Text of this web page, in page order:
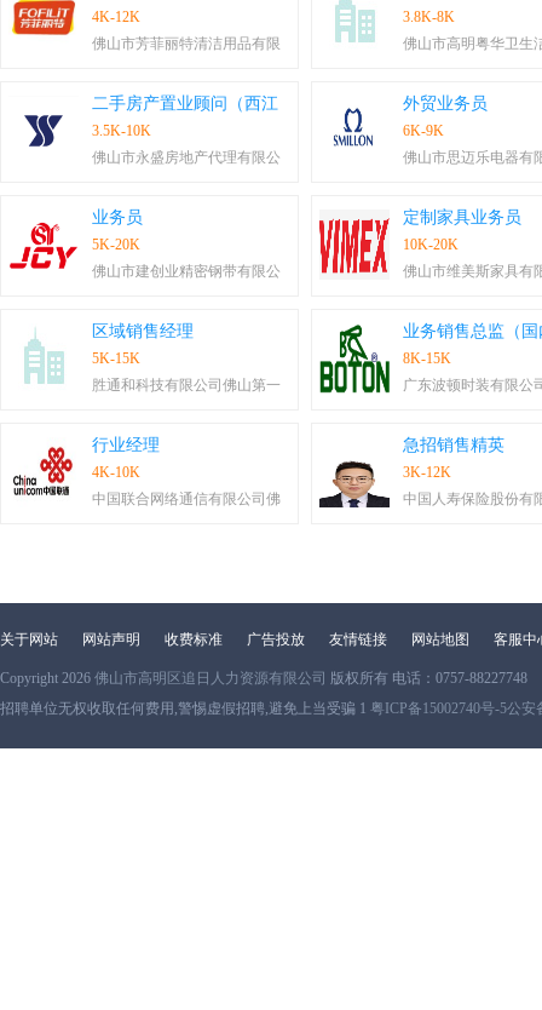
4K-12K
佛山市芳菲丽特清洁用品有限
3.8K-8K
佛山市高明粤华卫生
二手房产置业顾问（西江
3.5K-10K
佛山市永盛房地产代理有限公
外贸业务员
6K-9K
佛山市思迈乐电器有
业务员
5K-20K
佛山市建创业精密钢带有限公
定制家具业务员
10K-20K
佛山市维美斯家具有
区域销售经理
5K-15K
胜通和科技有限公司佛山第一
业务销售总监（
8K-15K
广东波顿时装有限公
行业经理
4K-10K
中国联合网络通信有限公司佛
急招销售精英
3K-12K
中国人寿保险股份有
关于网站 网站声明 收费标准 广告投放 友情链接 网站地图 客服中
Copyright 2026 佛山市高明区追日人力资源有限公司 版权所有 电话：0757-88227748
招聘单位无权收取任何费用,警惕虚假招聘,避免上当受骗 1 粤ICP备15002740号-5公安